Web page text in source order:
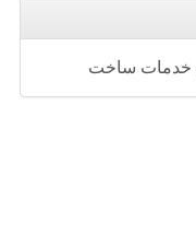
خدمات ساخت